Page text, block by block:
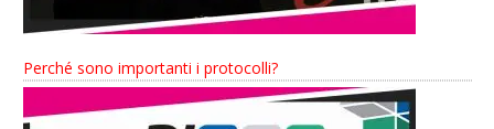
Perché sono importanti i protocolli?